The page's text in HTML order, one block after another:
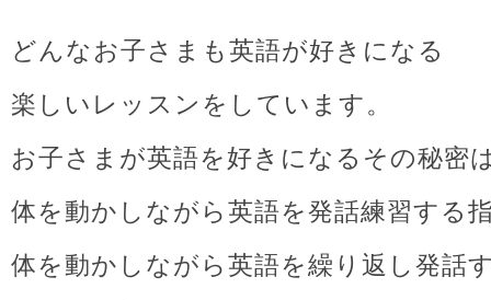
どんなお子さまも英語が好きになる
楽しいレッスンをしています。
お子さまが英語を好きになるその秘密
体を動かしながら英語を発話練習する
体を動かしながら英語を繰り返し発話